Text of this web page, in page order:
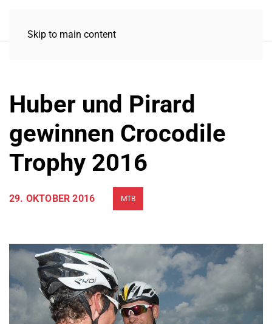
Skip to main content
Huber und Pirard
gewinnen Crocodile
Trophy 2016
29. OKTOBER 2016 MTB